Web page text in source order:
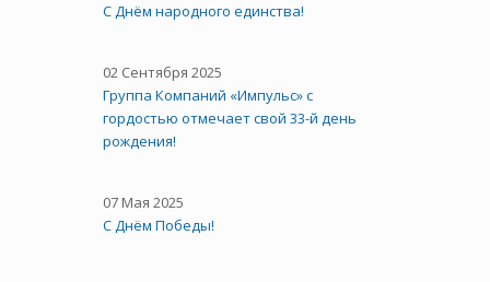
C Днём народного единства!
02 Сентября 2025
Группа Компаний «Импульс» с
гордостью отмечает свой 33-й день
рождения!
07 Мая 2025
С Днём Победы!